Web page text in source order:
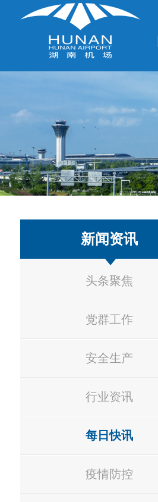
新闻资讯
头条聚焦
党群工作
安全生产
行业资讯
每日快讯
疫情防控